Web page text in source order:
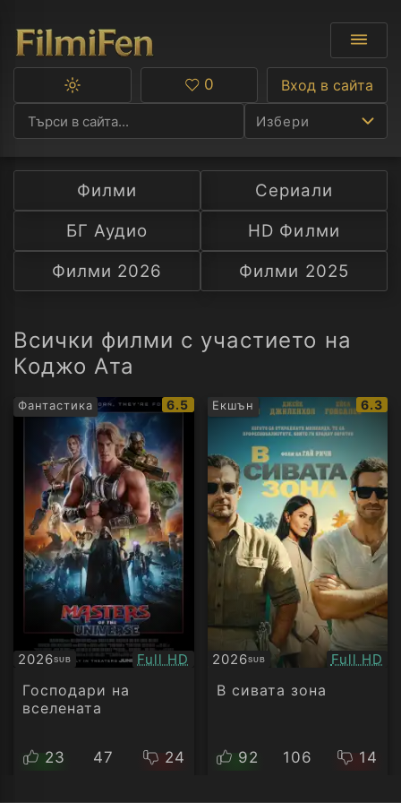
Избери
Ф
С
А
Превключване
тъмна
тема
Любими
0 Вход в сайта
Филми
Сериали
БГ Аудио
HD Филми
Филми 2026
Филми 2025
Всички филми с участието на
Коджо Ата
Фантастика
IMDb
рейтинг:
6.5
2026SUB
Субтитри Качество:
Full HD
Господари на
вселената
23 47 24
Екшън
IMDb
6.3
2026SUB
Субтитри Full HD
В сивата зона
92 106 14